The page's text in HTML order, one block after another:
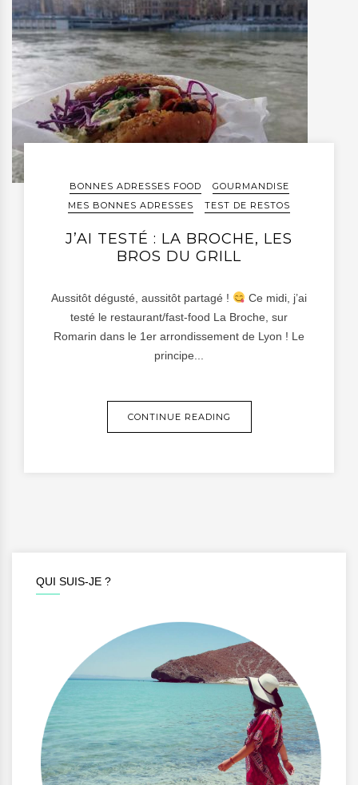
BONNES ADRESSES FOOD
GOURMANDISE
MES BONNES ADRESSES
TEST DE RESTOS
J’AI TESTÉ : LA BROCHE, LES
BROS DU GRILL
Aussitôt dégusté, aussitôt partagé !
Ce midi, j’ai
testé le restaurant/fast-food La Broche, sur
Romarin dans le 1er arrondissement de Lyon ! Le
principe...
CONTINUE READING
QUI SUIS-JE ?